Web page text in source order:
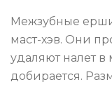
Межзубные
маст-хэв. Они
удаляют налет в
добирается.